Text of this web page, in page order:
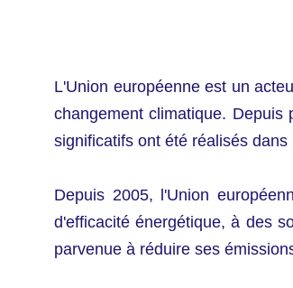
L'Union européenne est un
changement climatique.
significatifs ont été réalisés dans
Depuis 2005, l'Union
d'efficacité énergétique, à des
parvenue à réduire ses